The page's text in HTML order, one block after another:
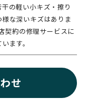
の軽い小キズ・擦り
な深いキズはありま
契約の修理サービスに
ます。
せ